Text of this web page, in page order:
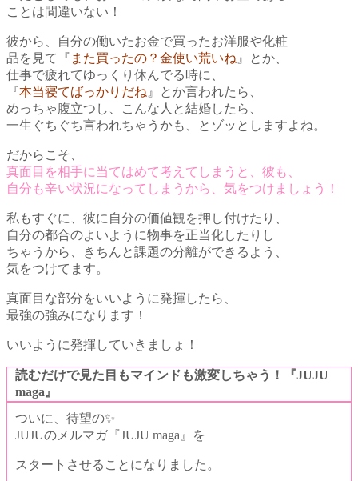
ことは間違いない！
彼から、自分の働いたお金で買ったお洋服や化粧
品を見て
『 また買ったの？金使い荒いね 』とか、
仕事で疲れてゆっくり休んでる時に、
『本当寝てばっかりだね 』とか言われたら、
めっちゃ腹立つし、
こんな人と結婚したら、
一生ぐちぐち言われちゃうかも、とゾッとしますよね。
だからこそ、
真面目を相手に当てはめて考えてしまうと、彼も、
自分も辛い状況になってしまうから、気をつけましょう！
私もすぐに、彼に自分の価値観を押し付けたり、
自分の都合のよいように物事を正当化したりし
ちゃうから、きちんと課題の分離ができるよう、
気をつけてます。
真面目な部分をいいように発揮したら、
最強の強みになります！
いいように発揮していきましょ！
読むだけで見た目もマインドも激変しちゃう！
『JUJU
maga』
ついに、待望の✨
JUJUのメルマガ『JUJU maga』を
スタートさせることになりました。